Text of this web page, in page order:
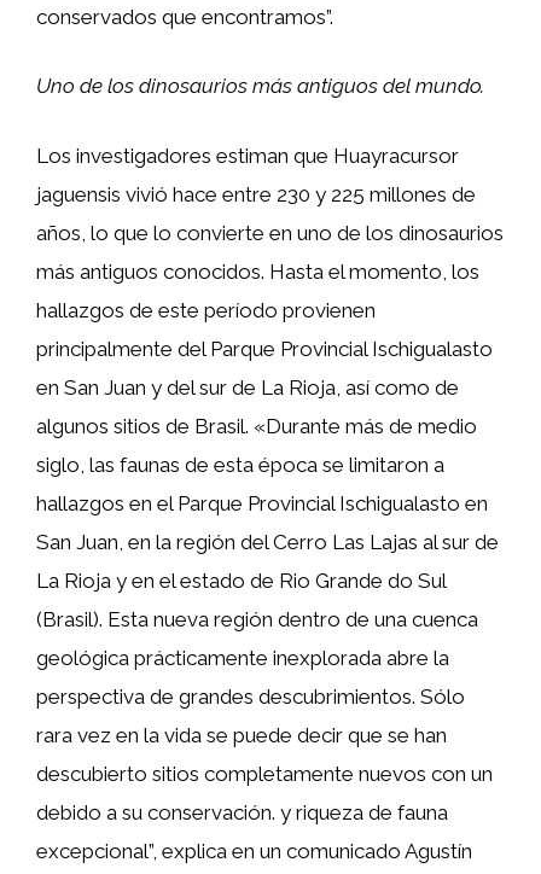
conservados que encontramos”.
Uno de los dinosaurios más antiguos del mundo.
Los investigadores estiman que Huayracursor
jaguensis vivió hace entre 230 y 225 millones de
años, lo que lo convierte en uno de los dinosaurios
más antiguos conocidos. Hasta el momento, los
hallazgos de este período provienen
principalmente del Parque Provincial Ischigualasto
en San Juan y del sur de La Rioja, así como de
algunos sitios de Brasil. «Durante más de medio
siglo, las faunas de esta época se limitaron a
hallazgos en el Parque Provincial Ischigualasto en
San Juan, en la región del Cerro Las Lajas al sur de
La Rioja y en el estado de Rio Grande do Sul
(Brasil). Esta nueva región dentro de una cuenca
geológica prácticamente inexplorada abre la
perspectiva de grandes descubrimientos. Sólo
rara vez en la vida se puede decir que se han
descubierto sitios completamente nuevos con un
debido a su conservación. y riqueza de fauna
excepcional”, explica en un comunicado Agustín